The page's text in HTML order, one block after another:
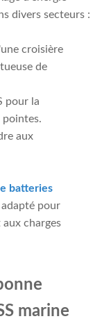
divers secteurs :
croisière
de
pour la
aux
batteries
pour
charges
marine